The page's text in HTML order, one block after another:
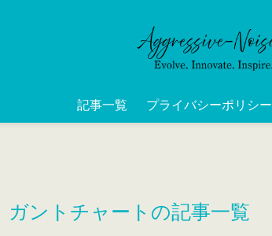
記事一覧 プライバシーポリシー
ガントチャートの記事一覧